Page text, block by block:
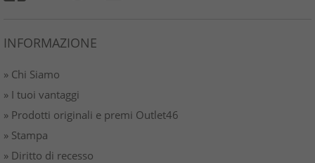
INFORMAZIONE
» Chi Siamo
» I tuoi vantaggi
» Prodotti originali e premi Outlet46
» Stampa
» Diritto di recesso